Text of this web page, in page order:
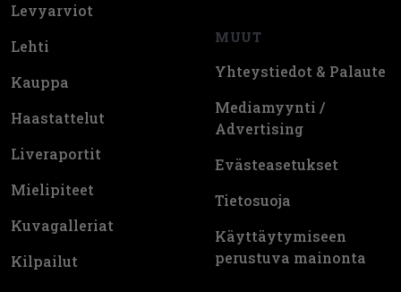
Levyarviot
Lehti
Kauppa
Haastattelut
Liveraportit
Mielipiteet
Kuvagalleriat
Kilpailut
MUUT
Yhteystiedot & Palaute
Mediamyynti /
Advertising
Evästeasetukset
Tietosuoja
Käyttäytymiseen
perustuva mainonta